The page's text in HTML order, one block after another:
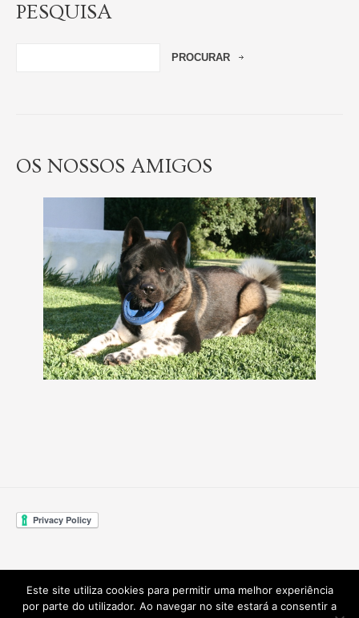
PESQUISA
OS NOSSOS AMIGOS
Este site utiliza cookies para permitir uma melhor experiência
por parte do utilizador. Ao navegar no site estará a consentir a